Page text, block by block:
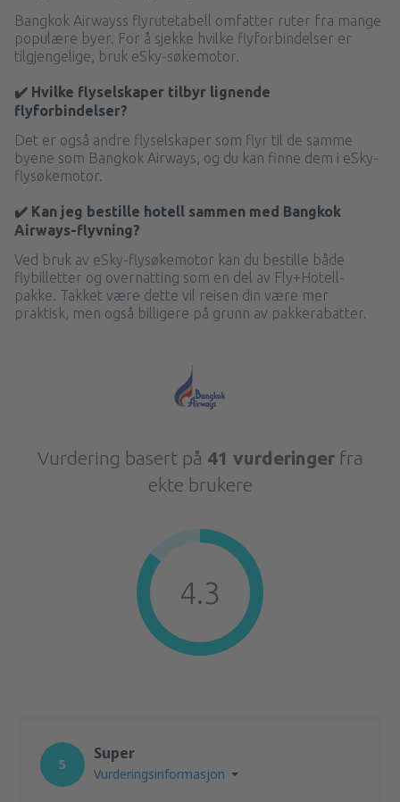
Bangkok Airwayss flyrutetabell omfatter ruter fra mange
populære byer. For å sjekke hvilke flyforbindelser er
tilgjengelige, bruk eSky-søkemotor.
✔️ Hvilke flyselskaper tilbyr lignende
flyforbindelser?
Det er også andre flyselskaper som flyr til de samme
byene som Bangkok Airways, og du kan finne dem i eSky-
flysøkemotor.
✔️ Kan jeg bestille hotell sammen med Bangkok
Airways-flyvning?
Ved bruk av eSky-flysøkemotor kan du bestille både
flybilletter og overnatting som en del av Fly+Hotell-
pakke. Takket være dette vil reisen din være mer
praktisk, men også billigere på grunn av pakkerabatter.
Vurdering basert på 41 vurderinger fra
ekte brukere
4.3
5
Super
Vurderingsinformasjon